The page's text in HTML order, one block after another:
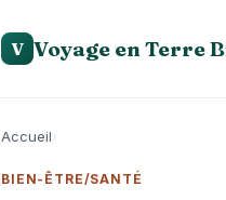
V Voyage en Terre
Accueil›
BIEN-ÊTRE/SANTÉ